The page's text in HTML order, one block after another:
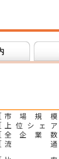
［ 市場規模
［ 上位シェア
［ 全企業数
［ 流通